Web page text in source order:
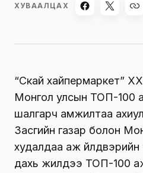
ХУВААЛЦАХ
“Скай хайпермаркет”
Монгол улсын ТОП-100
шалгарч амжилтаа
Засгийн газар болон
худалдаа аж
дахь жилдээ ТОП-100